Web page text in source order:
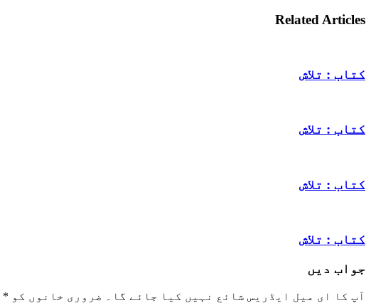
Email
Related Articles
کتاب : تلاش
کتاب : تلاش
کتاب : تلاش
کتاب : تلاش
جواب دیں
آپ کا ای میل ایڈریس شائع نہیں کیا جائے گا۔ ضروری خانوں کو *